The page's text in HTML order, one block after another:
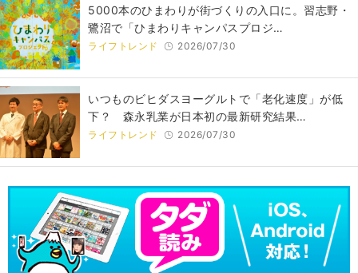
5000本のひまわりが街づくりの入口に。習志野・
鷺沼で「ひまわりキャンパスプロジ…
ライフトレンド 2026/07/30
いつものビヒダスヨーグルトで「老化速度」が低
下？ 森永乳業が日本初の最新研究結果…
ライフトレンド 2026/07/30